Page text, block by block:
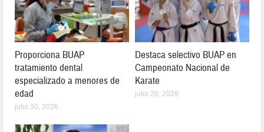
Proporciona BUAP
tratamiento dental
especializado a menores de
edad
julio 30, 2026
Destaca selectivo BUAP en
Campeonato Nacional de
Karate
julio 28, 2026